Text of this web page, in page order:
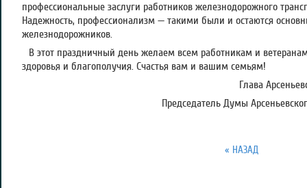
профессиональные заслуги работников железнодорожного
Надежность, профессионализм — такими были и остаются
железнодорожников.
В этот праздничный день желаем всем работникам и
здоровья и благополучия. Счастья вам и вашим семьям!
Глава
Председатель Думы
« НАЗАД